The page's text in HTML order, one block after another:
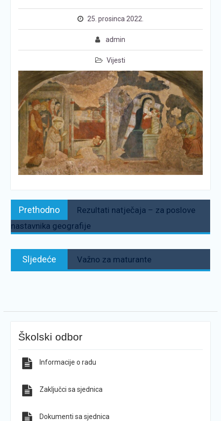
25. prosinca 2022.
admin
Vijesti
Navigacija
objava
Prethodno
Rezultati natječaja – za poslove
nastavnika geografije
Sljedeće Sljedeće:
Važno za maturante
Školski odbor
Informacije o radu
Zaključci sa sjednica
Dokumenti sa sjednica